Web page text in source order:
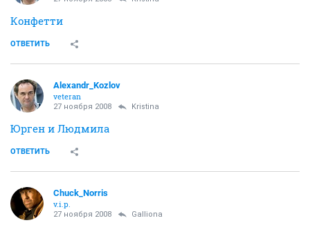
Конфетти
ОТВЕТИТЬ
Alexandr_Kozlov
veteran
27 ноября 2008 Kristina
Юрген и Людмила
ОТВЕТИТЬ
Chuck_Norris
v.i.p.
27 ноября 2008 Galliona